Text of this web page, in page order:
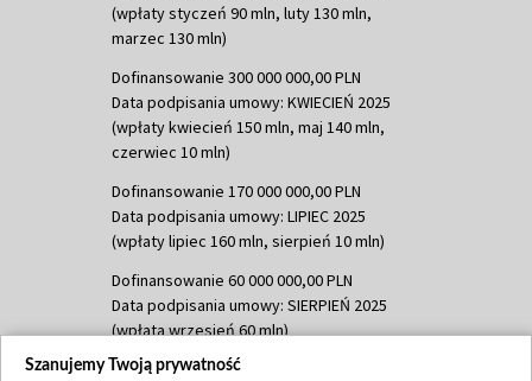
(wpłaty styczeń 90 mln, luty 130 mln,
marzec 130 mln)
Dofinansowanie 300 000 000,00 PLN
Data podpisania umowy: KWIECIEŃ 2025
(wpłaty kwiecień 150 mln, maj 140 mln,
czerwiec 10 mln)
Dofinansowanie 170 000 000,00 PLN
Data podpisania umowy: LIPIEC 2025
(wpłaty lipiec 160 mln, sierpień 10 mln)
Dofinansowanie 60 000 000,00 PLN
Data podpisania umowy: SIERPIEŃ 2025
(wpłata wrzesień 60 mln)
Dofinansowanie 635 783 051,21 PLN
Szanujemy Twoją prywatność